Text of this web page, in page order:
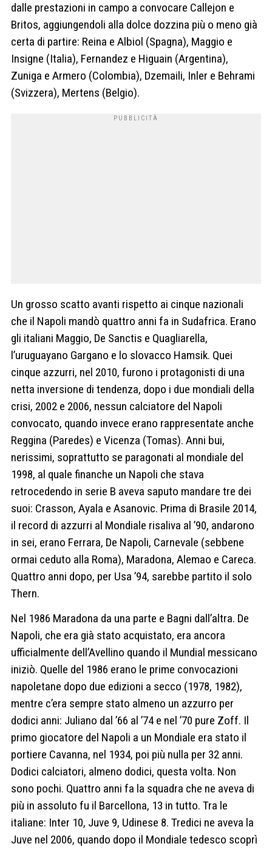
dalle prestazioni in campo a convocare Callejon e
Britos, aggiungendoli alla dolce dozzina più o meno già
certa di partire: Reina e Albiol (Spagna), Maggio e
Insigne (Italia), Fernandez e Higuain (Argentina),
Zuniga e Armero (Colombia), Dzemaili, Inler e Behrami
(Svizzera), Mertens (Belgio).
Un grosso scatto avanti rispetto ai cinque nazionali
che il Napoli mandò quattro anni fa in Sudafrica. Erano
gli italiani Maggio, De Sanctis e Quagliarella,
l’uruguayano Gargano e lo slovacco Hamsik. Quei
cinque azzurri, nel 2010, furono i protagonisti di una
netta inversione di tendenza, dopo i due mondiali della
crisi, 2002 e 2006, nessun calciatore del Napoli
convocato, quando invece erano rappresentate anche
Reggina (Paredes) e Vicenza (Tomas). Anni bui,
nerissimi, soprattutto se paragonati al mondiale del
1998, al quale finanche un Napoli che stava
retrocedendo in serie B aveva saputo mandare tre dei
suoi: Crasson, Ayala e Asanovic. Prima di Brasile 2014,
il record di azzurri al Mondiale risaliva al ’90, andarono
in sei, erano Ferrara, De Napoli, Carnevale (sebbene
ormai ceduto alla Roma), Maradona, Alemao e Careca.
Quattro anni dopo, per Usa ’94, sarebbe partito il solo
Thern.
Nel 1986 Maradona da una parte e Bagni dall’altra. De
Napoli, che era già stato acquistato, era ancora
ufficialmente dell’Avellino quando il Mundial messicano
iniziò. Quelle del 1986 erano le prime convocazioni
napoletane dopo due edizioni a secco (1978, 1982),
mentre c’era sempre stato almeno un azzurro per
dodici anni: Juliano dal ’66 al ’74 e nel ’70 pure Zoff. Il
primo giocatore del Napoli a un Mondiale era stato il
portiere Cavanna, nel 1934, poi più nulla per 32 anni.
Dodici calciatori, almeno dodici, questa volta. Non
sono pochi. Quattro anni fa la squadra che ne aveva di
più in assoluto fu il Barcellona, 13 in tutto. Tra le
italiane: Inter 10, Juve 9, Udinese 8. Tredici ne aveva la
Juve nel 2006, quando dopo il Mondiale tedesco scoprì